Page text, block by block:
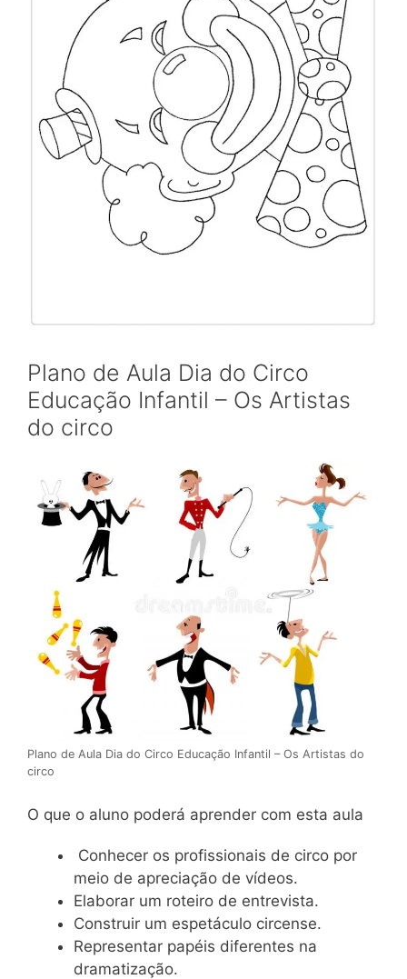
Plano de Aula Dia do Circo
Educação Infantil – Os Artistas
do circo
Plano de Aula Dia do Circo Educação Infantil – Os Artistas do
circo
O que o aluno poderá aprender com esta aula
Conhecer os profissionais de circo por
meio de apreciação de vídeos.
Elaborar um roteiro de entrevista.
Construir um espetáculo circense.
Representar papéis diferentes na
dramatização.